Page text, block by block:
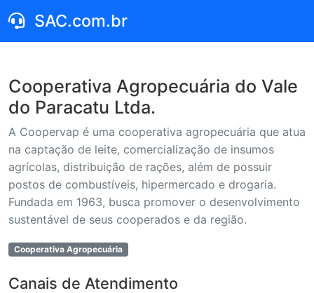
SAC.com.br
Cooperativa Agropecuária do Vale
do Paracatu Ltda.
A Coopervap é uma cooperativa agropecuária que atua
na captação de leite, comercialização de insumos
agrícolas, distribuição de rações, além de possuir
postos de combustíveis, hipermercado e drogaria.
Fundada em 1963, busca promover o desenvolvimento
sustentável de seus cooperados e da região.
Cooperativa Agropecuária
Canais de Atendimento